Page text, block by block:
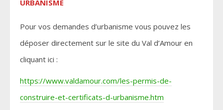
URBANISME
Pour vos demandes d’urbanisme vous pouvez les
déposer directement sur le site du Val d’Amour en
cliquant ici :
https://www.valdamour.com/les-permis-de-
construire-et-certificats-d-urbanisme.htm